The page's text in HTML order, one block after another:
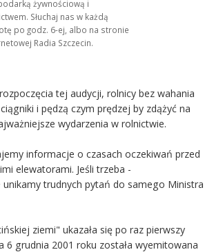
żywnościową i
Słuchaj nas w każdą
po godz. 6-ej, albo na stronie
Radia Szczecin.
tej audycji, rolnicy bez wahania
i pędzą czym prędzej by zdążyć na
wydarzenia w rolnictwie.
informacje o czasach oczekiwań przed
elewatorami. Jeśli trzeba -
trudnych pytań do samego Ministra
ziemi" ukazała się po raz pierwszy
6 grudnia 2001 roku została wyemitowana